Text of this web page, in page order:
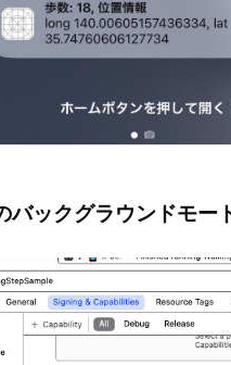
バックグラウンドモー